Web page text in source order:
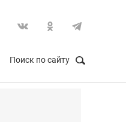
Поиск по сайту